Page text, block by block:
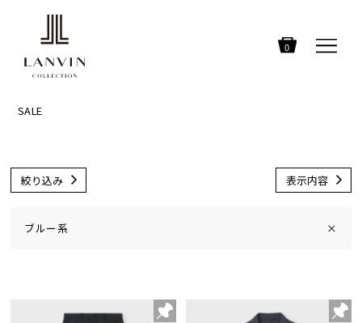
0
SALE
絞り込み 表示内容
ブルー系 ×